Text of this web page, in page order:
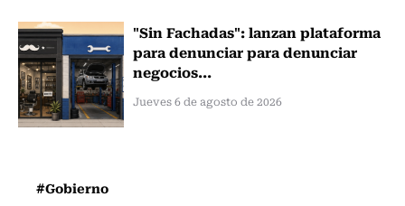
"Sin Fachadas": lanzan plataforma
para denunciar para denunciar
negocios...
Jueves 6 de agosto de 2026
#Gobierno